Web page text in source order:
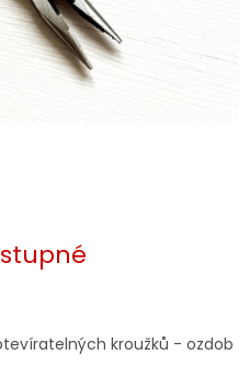
kroužků - ozdob